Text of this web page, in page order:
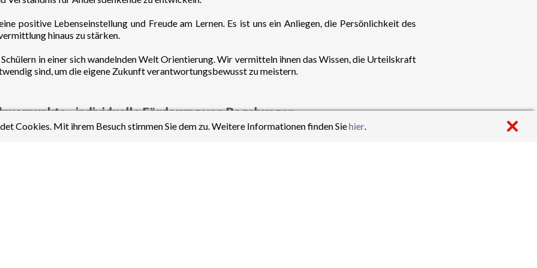
Cookies. Mit ihrem Besuch stimmen Sie dem zu. Weitere Informationen finden Siehier.
positive Lebenseinstellung und Freude am Lernen. Es ist uns ein Anliegen, die Persönlichkeit des
hinaus zu stärken.
in einer sich wandelnden Welt Orientierung. Wir vermitteln ihnen das Wissen, die Urteilskraft
sind, um die eigene Zukunft verantwortungsbewusst zu meistern.
- individuelle Förderung von Begabungen
Schüler beim Erwachsenwerden und beginnen bereits in der Unterstufe mit gezielten Maßnahmen